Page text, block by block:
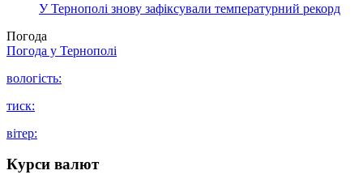
У Тернополі знову зафіксували температурний рекорд
Погода
Погода у Тернополі
вологість:
тиск:
вітер:
Курси валют